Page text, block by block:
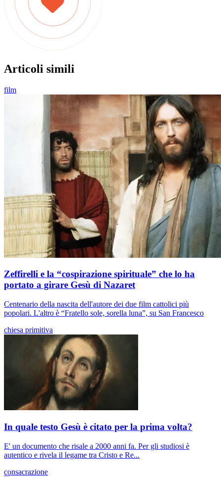
Articoli simili
film
Zeffirelli e la “cospirazione spirituale” che lo ha
portato a girare Gesù di Nazaret
Centenario della nascita dell'autore dei due film cattolici più
popolari. L'altro è “Fratello sole, sorella luna”, su San Francesco
chiesa primitiva
In quale testo Gesù è citato per la prima volta?
E' un documento che risale a 2000 anni fa. Per gli studiosi è
autentico e rivela il legame tra Cristo e Re...
consacrazione